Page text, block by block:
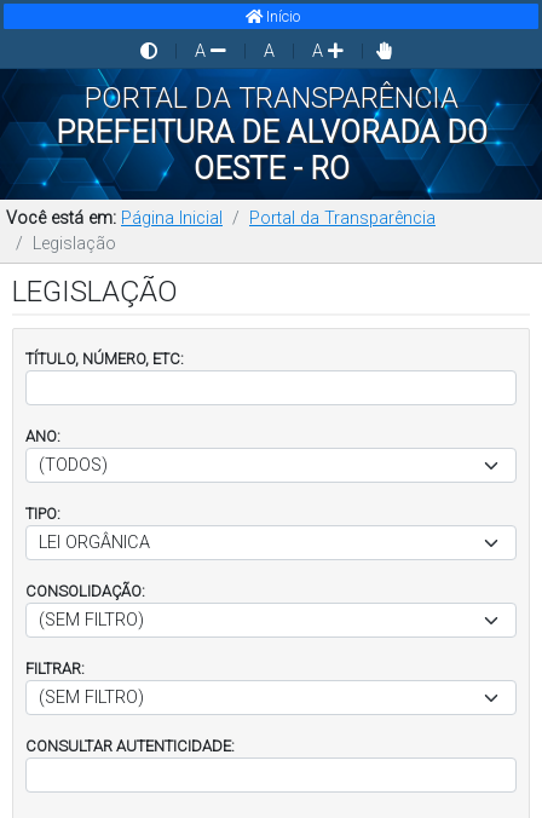
Início
A A A
PORTAL DA TRANSPARÊNCIA
PREFEITURA DE ALVORADA DO
OESTE - RO
Você está em: Página Inicial
Portal da Transparência
Legislação
LEGISLAÇÃO
TÍTULO, NÚMERO, ETC:
ANO:
TIPO:
CONSOLIDAÇÃO:
FILTRAR:
CONSULTAR AUTENTICIDADE: